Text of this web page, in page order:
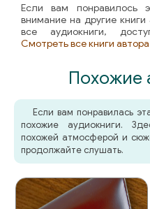
Если вам понравилось
внимание на другие
все аудиокниги,
Смотреть все книги
Похожие
Если вам понравилась
похожие аудиокниги.
похожей атмосферой и
продолжайте слушать.